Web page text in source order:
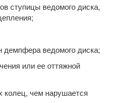
ступицы ведомого диска,
демпфера ведомого диска;
или ее оттяжной
колец, чем нарушается